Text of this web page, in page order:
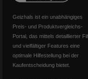
Geizhals ist ein unabhängiges
Preis- und Produktvergleichs-
Portal, das mittels detaillierter
und vielfältiger Features eine
optimale Hilfestellung bei der
Kaufentscheidung bietet.